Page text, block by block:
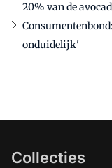
20% van de
onduidelijk'
Collecties